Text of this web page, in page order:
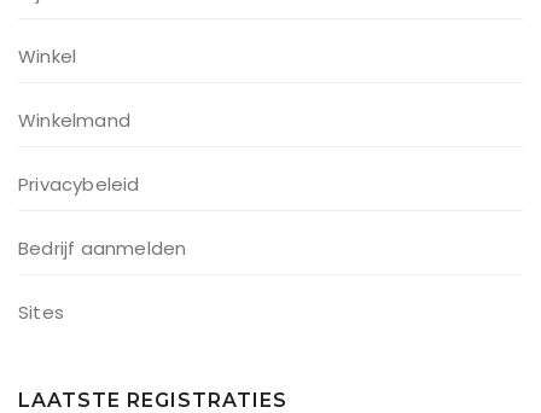
Winkel
Winkelmand
Privacybeleid
Bedrijf aanmelden
Sites
LAATSTE REGISTRATIES